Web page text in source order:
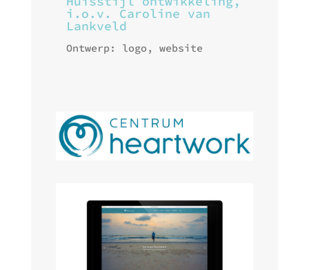
i.o.v. Caroline van
Lankveld
Ontwerp: logo, website